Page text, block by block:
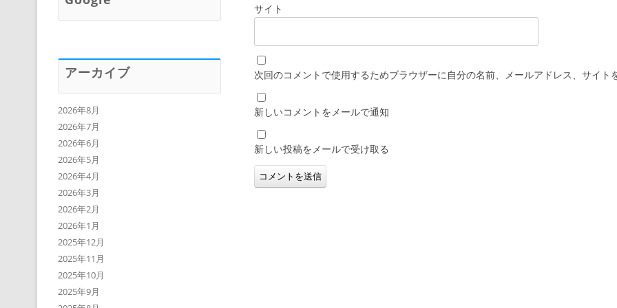
サイト
次回のコメントで使用するためブラウザーに自分の名前、メールアドレス、サイト
新しいコメントをメールで通知
新しい投稿をメールで受け取る
アーカイブ
2026年8月
2026年7月
2026年6月
2026年5月
2026年4月
2026年3月
2026年2月
2026年1月
2025年12月
2025年11月
2025年10月
2025年9月